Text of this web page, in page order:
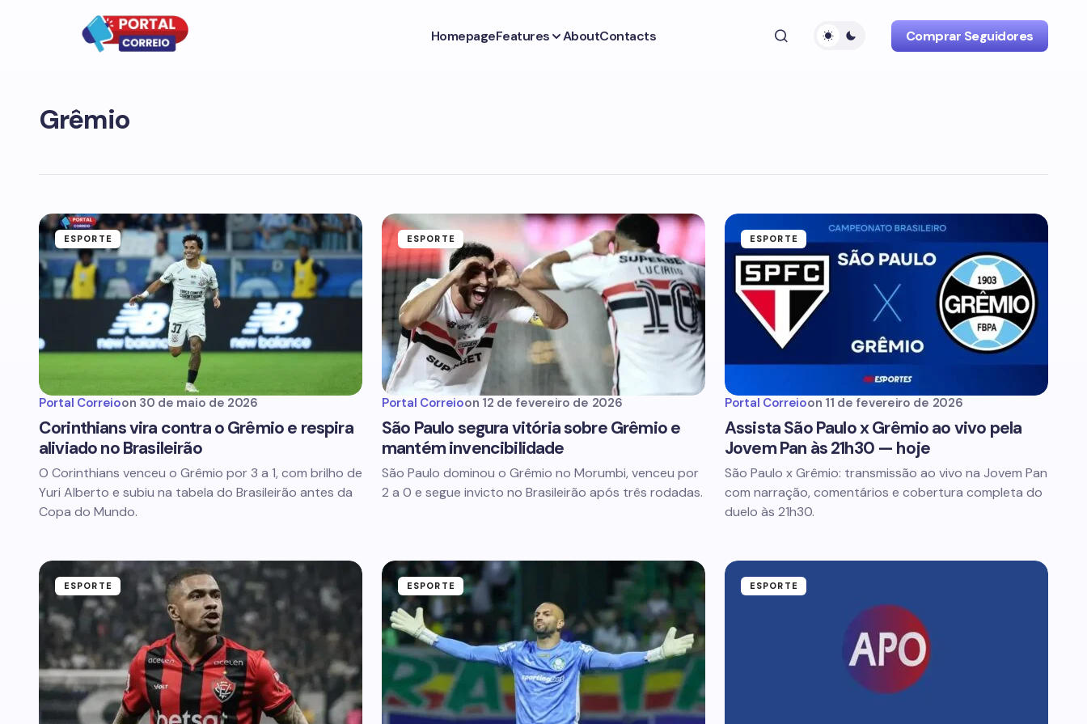
HomepageFeatures AboutContacts Comprar Seguidores
Grêmio
ESPORTE
Portal Correioon 30 de maio de 2026
Corinthians vira contra o Grêmio e respira
aliviado no Brasileirão
O Corinthians venceu o Grêmio por 3 a 1, com brilho de
Yuri Alberto e subiu na tabela do Brasileirão antes da
Copa do Mundo.
ESPORTE
Portal Correioon 12 de fevereiro de 2026
São Paulo segura vitória sobre Grêmio e
mantém invencibilidade
São Paulo dominou o Grêmio no Morumbi, venceu por
2 a 0 e segue invicto no Brasileirão após três rodadas.
ESPORTE
Portal Correioon 11 de fevereiro de 2026
Assista São Paulo x Grêmio ao vivo pela
Jovem Pan às 21h30 — hoje
São Paulo x Grêmio: transmissão ao vivo na Jovem Pan
com narração, comentários e cobertura completa do
duelo às 21h30.
ESPORTE ESPORTE ESPORTE